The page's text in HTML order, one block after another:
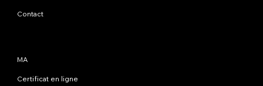
Contact
MA
Certificat en ligne